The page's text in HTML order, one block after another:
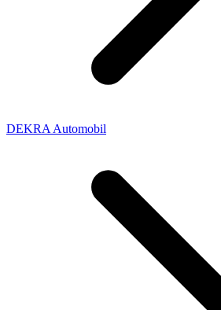
DEKRA Automobil